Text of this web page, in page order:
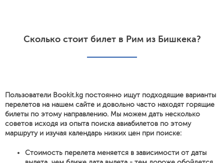
Сколько стоит билет в Рим из Бишкека?
Пользователи Bookit.kg постоянно ищут подходящие варианты
перелетов на нашем сайте и довольно часто находят горящие
билеты по этому направлению. Мы можем дать несколько
советов исходя из опыта поиска авиабилетов по этому
маршруту и изучая календарь низких цен при поиске:
Стоимость перелета меняется в зависимости от даты